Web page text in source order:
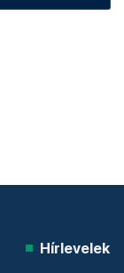
Hírlevelek